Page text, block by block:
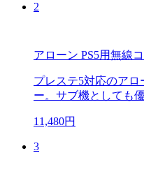
2
アローン PS5用無線
プレステ5対応のア
ー。サブ機としても優
11,480円
3